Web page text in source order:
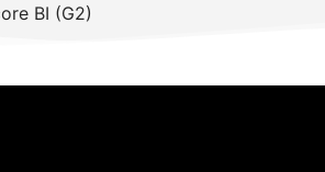
BI (G2)